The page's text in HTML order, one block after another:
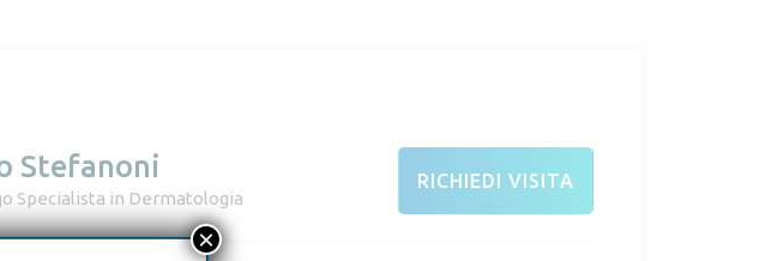
Stefanoni
Specialista in Dermatologia
RICHIEDI VISITA
×